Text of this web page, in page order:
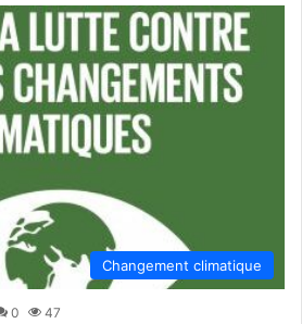
Changement climatique
0 47